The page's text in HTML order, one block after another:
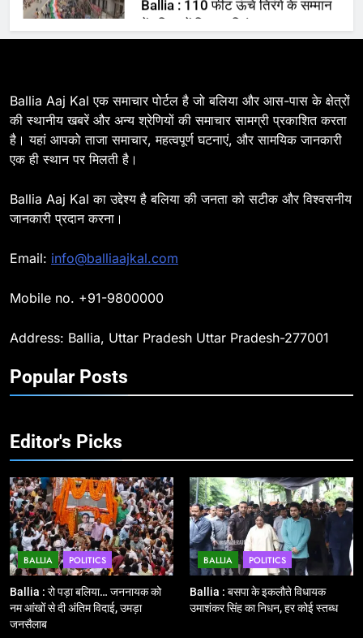
7
BALLIA NATIONAL
8
के साथ रेलवे स्टेशन व शहर में किया पैदल
BALLIA NATIONAL
Ballia : एकता, अखंडता और राष्ट्रप्रेम
अधीक्षक ओमवीर सिंह ने दिलाई शपथ, दी
और कानपुर के लिए बस सेवाओं का
11
बिहार विस चुनाव : सभी 90 हजार 712
बूथों से लाइव वेब कास्टिंग की तैयारी
NATIONAL POLITICS
12
Ballia : बलिया रेलवे स्टेशन का अपर
महाप्रबंधक ने किया निरीक्षण
Ballia Aaj Kal एक समाचार पोर्टल है जो बलिया और आस-पास के क्षेत्रों
की स्थानीय खबरें और अन्य श्रेणियों की समाचार सामग्री प्रकाशित करता
है। यहां आपको ताजा समाचार, महत्वपूर्ण घटनाएं, और सामयिक जानकारी
एक ही स्थान पर मिलती है।
Ballia Aaj Kal का उद्देश्य है बलिया की जनता को सटीक और विश्वसनीय
जानकारी प्रदान करना।
Email: info@balliaajkal.com
Mobile no. +91-9800000
Address: Ballia, Uttar Pradesh Uttar Pradesh-277001
Popular Posts
Editor's Picks
BALLIA POLITICS
Ballia : रो पड़ा बलिया… जननायक को
नम आंखों से दी अंतिम विदाई, उमड़ा
जनसैलाब
BALLIA POLITICS
Ballia : बसपा के इकलौते विधायक
उमाशंकर सिंह का निधन, हर कोई स्तब्ध